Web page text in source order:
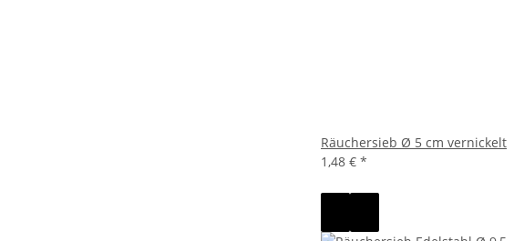
Räuchersieb Ø 5 cm vernickelt
1,48 € *